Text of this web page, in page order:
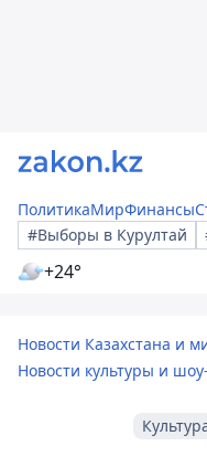
ПолитикаМирФинансы
#Выборы в Курултай
+24°
Новости Казахстана и
Новости культуры и